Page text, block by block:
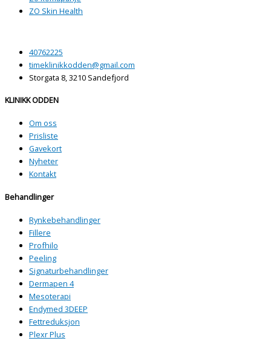
ZO Skin Health
40762225
timeklinikkodden@gmail.com
Storgata 8, 3210 Sandefjord
KLINIKK ODDEN
Om oss
Prisliste
Gavekort
Nyheter
Kontakt
Behandlinger
Rynkebehandlinger
Fillere
Profhilo
Peeling
Signaturbehandlinger
Dermapen 4
Mesoterapi
Endymed 3DEEP
Fettreduksjon
Plexr Plus